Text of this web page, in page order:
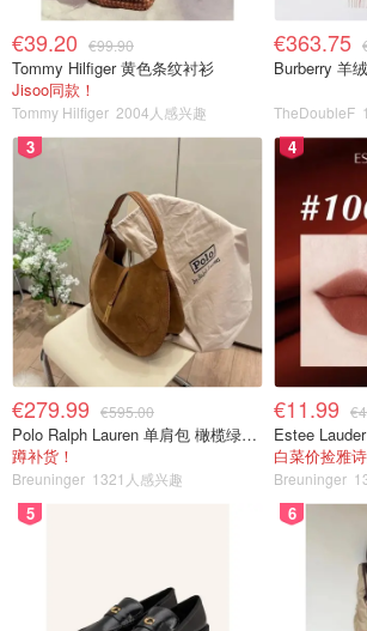
€39.20 €99.90
Tommy Hilfiger 黄色条纹衬衫
Jisoo同款！
Tommy Hilfiger 2004人感兴趣
€363.75
Burberry 羊
TheDoubleF
3
€279.99 €595.00
Polo Ralph Lauren 单肩包 橄榄绿金色
蹲补货！
Breuninger 1321人感兴趣
4
€11.99
白菜价捡雅
Breuninger
5 6